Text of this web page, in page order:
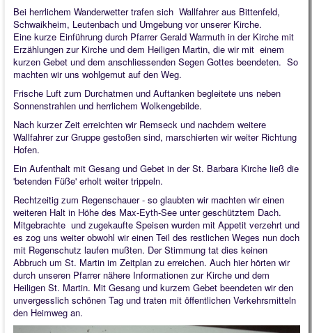
Bei herrlichem Wanderwetter trafen sich Wallfahrer aus Bittenfeld,
Schwaikheim, Leutenbach und Umgebung vor unserer Kirche.
Eine kurze Einführung durch Pfarrer Gerald Warmuth in der Kirche mit
Erzählungen zur Kirche und dem Heiligen Martin, die wir mit einem
kurzen Gebet und dem anschliessenden Segen Gottes beendeten. So
machten wir uns wohlgemut auf den Weg.
Frische Luft zum Durchatmen und Auftanken begleitete uns neben
Sonnenstrahlen und herrlichem Wolkengebilde.
Nach kurzer Zeit erreichten wir Remseck und nachdem weitere
Wallfahrer zur Gruppe gestoßen sind, marschierten wir weiter Richtung
Hofen.
Ein Aufenthalt mit Gesang und Gebet in der St. Barbara Kirche ließ die
'betenden Füße' erholt weiter trippeln.
Rechtzeitig zum Regenschauer - so glaubten wir machten wir einen
weiteren Halt in Höhe des Max-Eyth-See unter geschütztem Dach.
Mitgebrachte und zugekaufte Speisen wurden mit Appetit verzehrt und
es zog uns weiter obwohl wir einen Teil des restlichen Weges nun doch
mit Regenschutz laufen mußten. Der Stimmung tat dies keinen
Abbruch um St. Martin im Zeitplan zu erreichen. Auch hier hörten wir
durch unseren Pfarrer nähere Informationen zur Kirche und dem
Heiligen St. Martin. Mit Gesang und kurzem Gebet beendeten wir den
unvergesslich schönen Tag und traten mit öffentlichen Verkehrsmitteln
den Heimweg an.